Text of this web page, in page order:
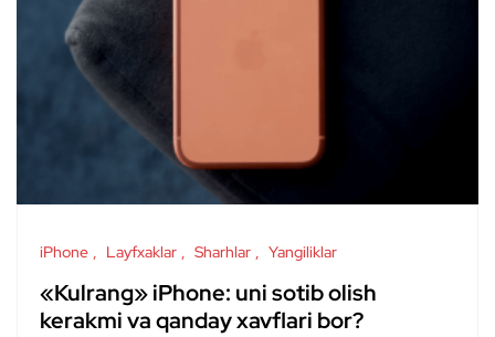
iPhone Layfxaklar Sharhlar Yangiliklar
«Kulrang» iPhone: uni sotib olish
kerakmi va qanday xavflari bor?